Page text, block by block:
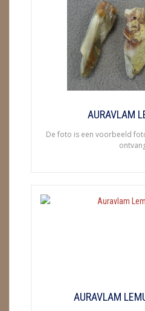
FENG SHUI
GEODE 'S / STANDAARDS
KAARSEN
READING EN PERSOONLIJK
AURAVLAM
De foto is een voorbeeld
AURAVLAM